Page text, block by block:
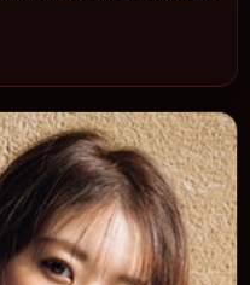
观影或类型片补片的选择。